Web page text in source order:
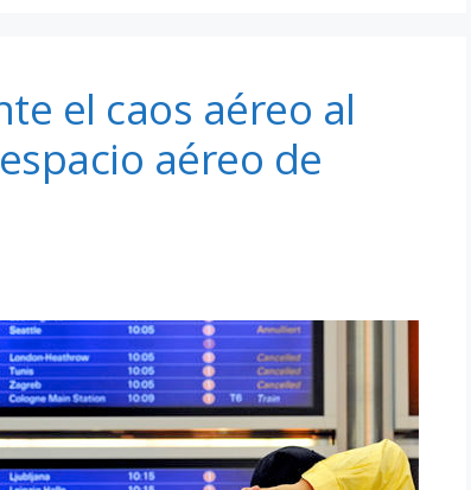
el caos aéreo al
aéreo de